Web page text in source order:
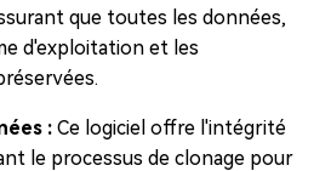
que toutes les données,
d'exploitation et les
: Ce logiciel offre l'intégrité
le processus de clonage pour